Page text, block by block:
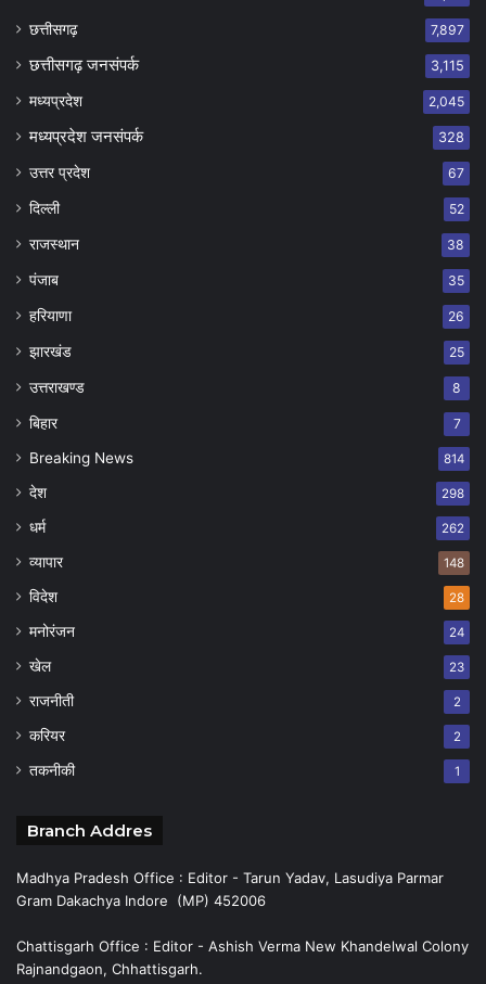
छत्तीसगढ़ 7,897
छत्तीसगढ़ जनसंपर्क 3,115
मध्यप्रदेश 2,045
मध्यप्रदेश जनसंपर्क 328
उत्तर प्रदेश 67
दिल्ली 52
राजस्थान 38
पंजाब 35
हरियाणा 26
झारखंड 25
उत्तराखण्ड 8
बिहार 7
Breaking News 814
देश 298
धर्म 262
व्यापार 148
विदेश 28
मनोरंजन 24
खेल 23
राजनीती 2
करियर 2
तकनीकी 1
Branch Addres
Madhya Pradesh Office : Editor - Tarun Yadav, Lasudiya Parmar
Gram Dakachya Indore (MP) 452006
Chattisgarh Office : Editor - Ashish Verma New Khandelwal Colony
Rajnandgaon, Chhattisgarh.